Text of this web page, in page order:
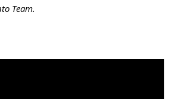
Team.